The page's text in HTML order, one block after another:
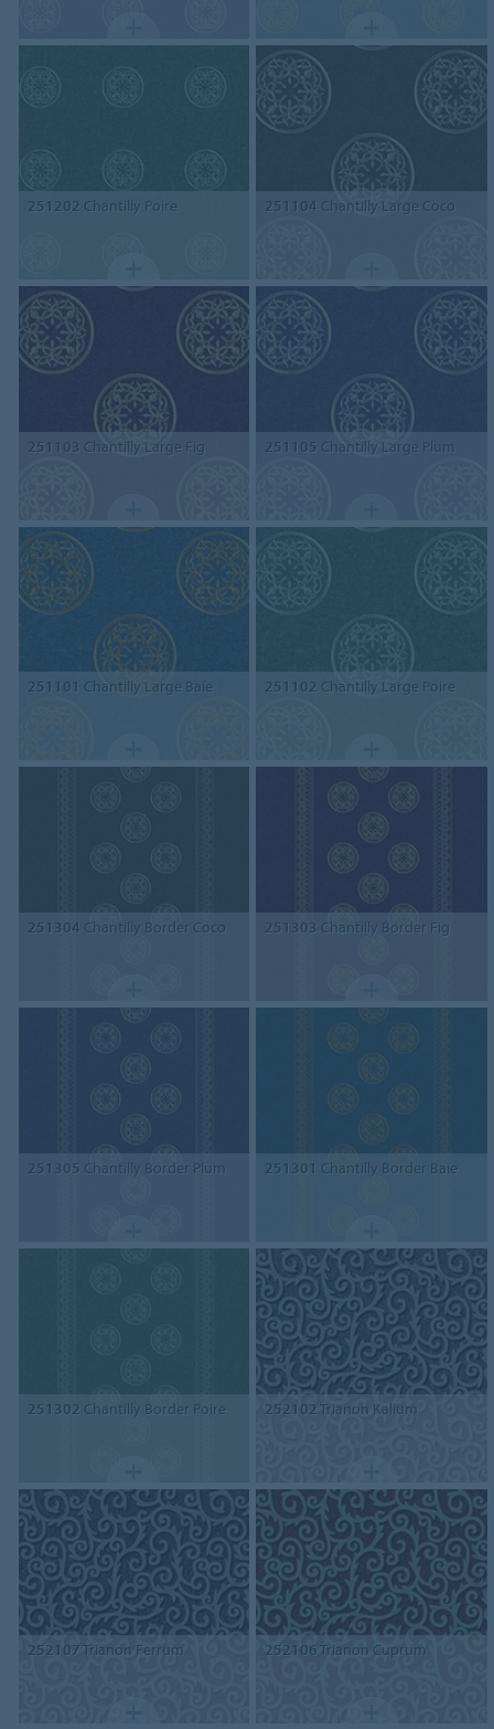
251202 Chantilly Poire 251104 Chantilly Large Coco
251103 Chantilly Large Fig 251105 Chantilly Large Plum
251101 Chantilly Large Baie 251102 Chantilly Large Poire
251304 Chantilly Border Coco 251303 Chantilly Border Fig
251305 Chantilly Border Plum 251301 Chantilly Border Baie
251302 Chantilly Border Poire 252102Trianon Kalium
252107Trianon Ferrum 252106Trianon Cuprum